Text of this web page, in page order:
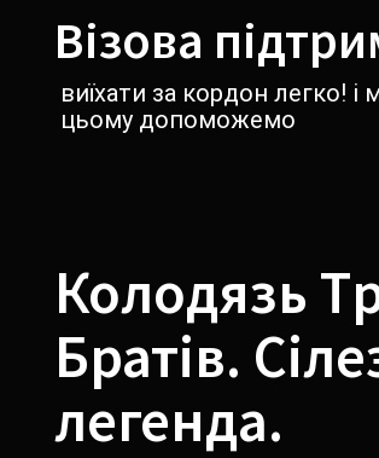
содержимомуВізова
виїхати за кордон легко! і
цьому допоможемо
Колодязь
Братів.
легенда.